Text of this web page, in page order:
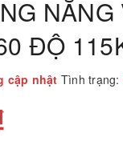
NẮNG
ĐỘ
cập nhật Tình trạng: